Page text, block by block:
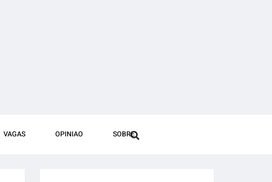
VAGAS OPINIAO SOBRE